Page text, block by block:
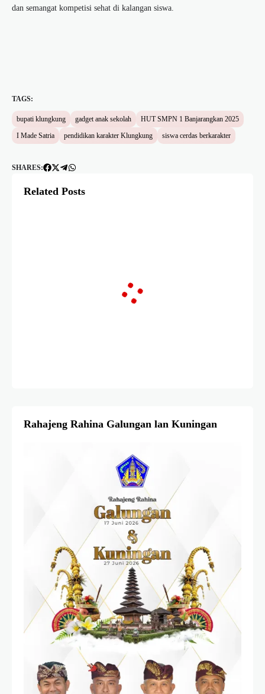
dan semangat kompetisi sehat di kalangan siswa.
TAGS:
bupati klungkung gadget anak sekolah
HUT SMPN 1 Banjarangkan 2025
I Made Satria
pendidikan karakter Klungkung siswa cerdas berkarakter
SHARES:
Related Posts
Rahajeng Rahina Galungan lan Kuningan